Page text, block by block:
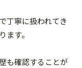
丁寧に扱われてき
ます。
も確認することが